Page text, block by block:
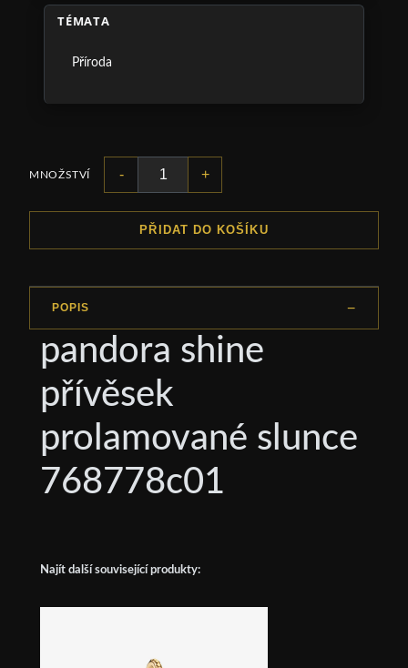
TÉMATA
Příroda
MNOŽSTVÍ - +
PŘIDAT DO KOŠÍKU
POPIS
pandora shine
přívěsek
prolamované slunce
768778c01
Najít další související produkty: